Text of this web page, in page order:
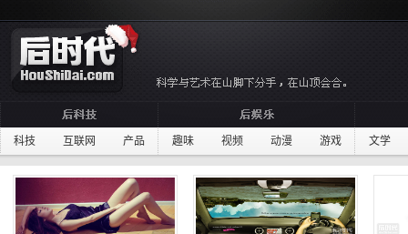
科技 互联网 产品 趣味 视频 动漫 游戏 文学